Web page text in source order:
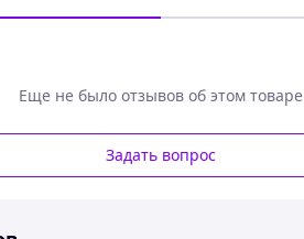
НетЕще не было отзывов об этом товаре
Задать вопрос